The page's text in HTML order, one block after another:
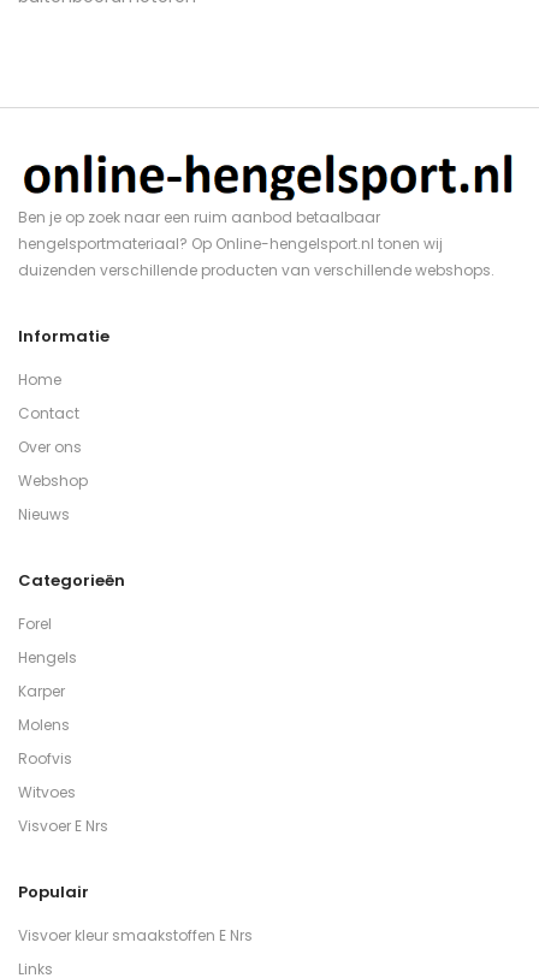
Ben je op zoek naar een ruim aanbod betaalbaar
hengelsportmateriaal? Op Online-hengelsport.nl tonen wij
duizenden verschillende producten van verschillende webshops.
Informatie
Home
Contact
Over ons
Webshop
Nieuws
Categorieën
Forel
Hengels
Karper
Molens
Roofvis
Witvoes
Visvoer E Nrs
Populair
Visvoer kleur smaakstoffen E Nrs
Links